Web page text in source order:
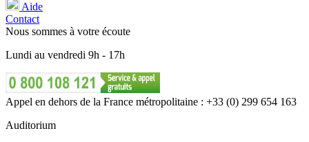
Aide
Contact
Nous sommes à votre écoute
Lundi au vendredi 9h - 17h
Appel en dehors de la France métropolitaine : +33 (0) 299 654 163
Auditorium